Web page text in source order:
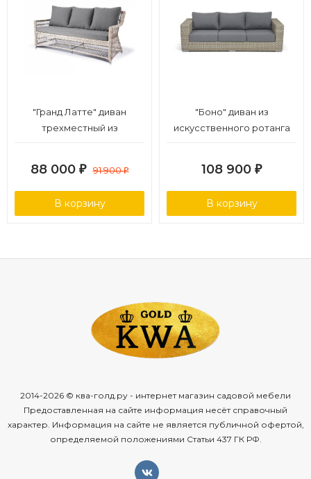
"Гранд Латте" диван
трехместный из
88 000 ₽ 91 900₽
В корзину
"Боно" диван из
искусственного ротанга
108 900 ₽
В корзину
2014-2026 © ква-голд.ру - интернет магазин садовой мебели
Предоставленная на сайте информация несёт справочный
характер. Информация на сайте не является публичной офертой,
определяемой положениями Статьи 437 ГК РФ.